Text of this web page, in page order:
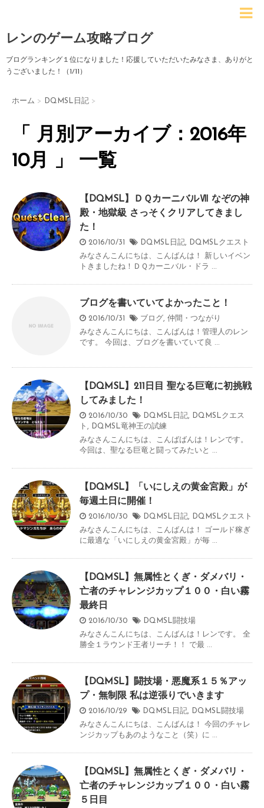
レンのゲーム攻略ブログ
ブログランキング１位になりました！応援していただいたみなさま、ありがと
うございました！（1/11）
ホーム > DQMSL日記 >
「 月別アーカイブ：2016年
10月 」 一覧
【DQMSL】ＤＱカーニバルⅦ なぞの神
殿・地獄級 さっそくクリアしてきまし
た！
2016/10/31 DQMSL日記,
DQMSLクエスト
みなさんこんにちは、こんばんは！ 新しいイベン
トきましたね！ＤＱカーニバル・ドラ ...
ブログを書いていてよかったこと！
2016/10/31 ブログ, 仲間・つながり
みなさんこんにちは、こんばんは！管理人のレン
です。 今回は、ブログを書いていて良 ...
【DQMSL】211日目 聖なる巨竜に初挑戦
してみました！
2016/10/30 DQMSL日記,
DQMSLクエス
ト ,
DQMSL竜神王の試練
みなさんこんにちは、こんばばんは！レンです。
今回は、聖なる巨竜と闘ってみたいと ...
【DQMSL】「いにしえの黄金宮殿」が
毎週土日に開催！
2016/10/30 DQMSL日記,
DQMSLクエスト
みなさんこんにちは、こんばんは！ ゴールド稼ぎ
に最適な「いにしえの黄金宮殿」が毎 ...
【DQMSL】無属性とくぎ・ダメバリ・
亡者のチャレンジカップ１００・白い霧
最終日
2016/10/30
DQMSL闘技場
みなさんこんにちは、こんばんは！レンです。 全
勝全１ラウンド王者リーチ！！ で最 ...
【DQMSL】闘技場・悪魔系１５％アッ
プ・無制限 私は逆張りでいきます
2016/10/29 DQMSL日記,
DQMSL闘技場
みなさんこんにちは、こんばんは！ 今回のチャレ
ンジカップもあのようなこと（笑）に ...
【DQMSL】無属性とくぎ・ダメバリ・
亡者のチャレンジカップ１００・白い霧
５日目